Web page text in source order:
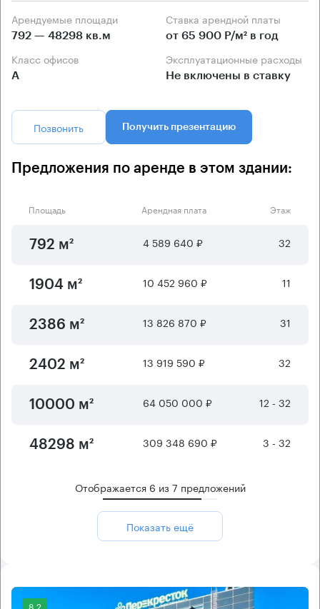
Арендуемые площади
792 — 48298 кв.м
Ставка арендной платы
от 65 900 Р/м² в год
Класс офисов
А
Эксплуатационные расходы
Не включены в ставку
Позвонить Получить презентацию
Предложения по аренде в этом здании:
Площадь Арендная плата Этаж
792 м² 4 589 640 ₽ 32
1904 м² 10 452 960 ₽ 11
2386 м² 13 826 870 ₽ 31
2402 м² 13 919 590 ₽ 32
10000 м² 64 050 000 ₽ 12 - 32
48298 м² 309 348 690 ₽ 3 - 32
Отображается 6 из7 предложений
Показать ещё
8.2